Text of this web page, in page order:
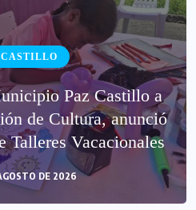
Paz Castillo a
de Cultura, anunció
Talleres Vacacionales
DE 2026